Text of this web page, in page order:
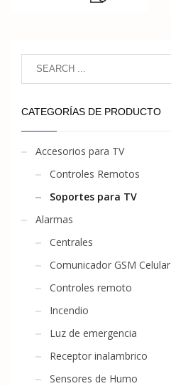
CATEGORÍAS DE PRODUCTO
Accesorios para TV
Controles Remotos
Soportes para TV
Alarmas
Centrales
Comunicador GSM Celular
Controles remoto
Incendio
Luz de emergencia
Receptor inalambrico
Sensores de Humo